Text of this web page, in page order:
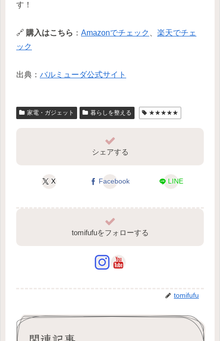
す！
🔗 購入はこちら ： Amazonでチェック
楽天でチェ
ック
出典： バルミューダ公式サイト
家電・ガジェット 暮らしを整える ★★★★★
シェアする
X Facebook LINE
tomifufuをフォローする
tomifufu